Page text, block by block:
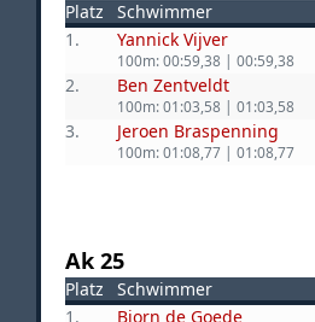
Platz Schwimmer
1.
Yannick Vijver
100m: 00:59,38 | 00:59,38
2. Ben Zentveldt
100m: 01:03,58 | 01:03,58
3. Jeroen Braspenning
100m: 01:08,77 | 01:08,77
Ak 25
Platz Schwimmer
1.
Bjorn de Goede